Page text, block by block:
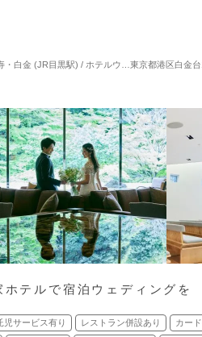
金 (JR目黒駅) / ホテルウエディング 対応人
東京都港区白金台
テルで宿泊ウェディングを
児サービス有り レストラン併設あり カー